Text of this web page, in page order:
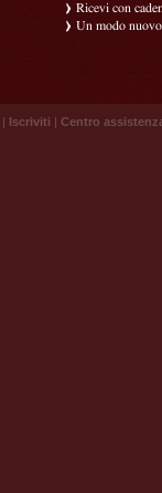
Ricevi con
Un modo
| Iscriviti | Centro